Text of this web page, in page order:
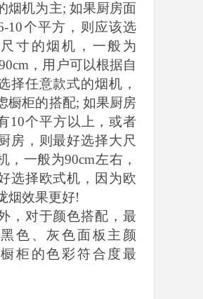
烟机为主; 如果厨房面
10个平方，则应该选
寸的烟机，一般为
，用户可以根据自
择任意款式的烟机，
橱柜的搭配; 如果厨房
10个平方以上，或者
房，则最好选择大尺
，一般为90cm左右，
选择欧式机，因为欧
烟效果更好!
对于颜色搭配，最
色、灰色面板主颜
柜的色彩符合度最